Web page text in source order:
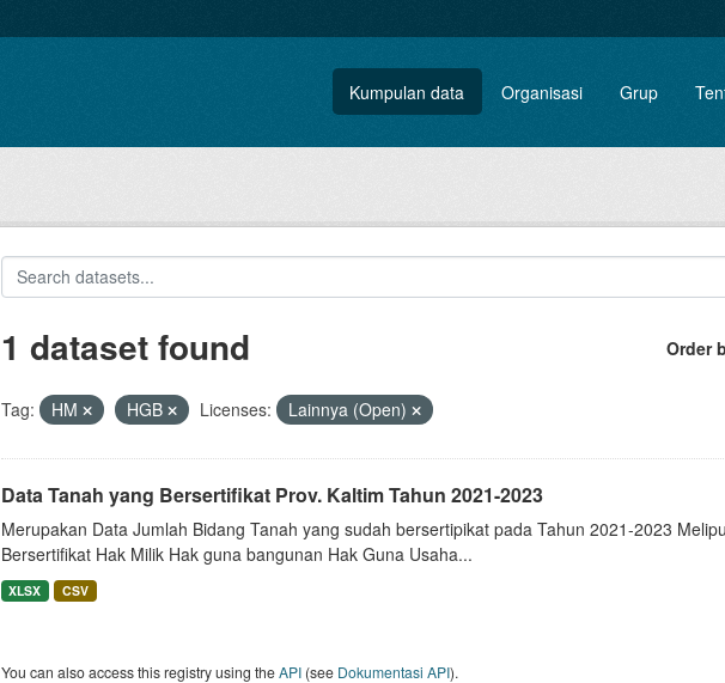
Kumpulan data Organisasi Grup
Order
1 dataset found
Tag: HM HGB Licenses: Lainnya (Open)
Data Tanah yang Bersertifikat Prov. Kaltim Tahun 2021-2023
Merupakan Data Jumlah Bidang Tanah yang sudah bersertipikat pada Tahun 2021-2023
Bersertifikat Hak Milik Hak guna bangunan Hak Guna Usaha...
XLSX CSV
You can also access this registry using theAPI(see Dokumentasi API).